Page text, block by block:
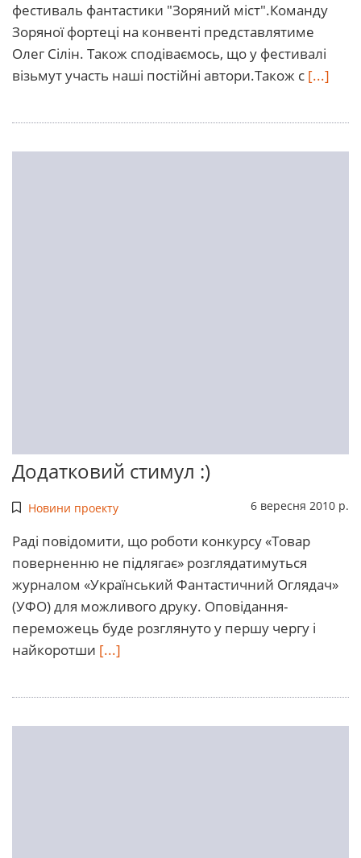
фестиваль фантастики "Зоряний міст".Команду
Зоряної фортеці на конвенті представлятиме
Олег Сілін. Також сподіваємось, що у фестивалі
візьмут участь наші постійні автори.Також с [...]
Додатковий стимул :)
Новини проекту 6 вересня 2010 р.
Раді повідомити, що роботи конкурсу «Товар
поверненню не підлягає» розглядатимуться
журналом «Український Фантастичний Оглядач»
(УФО) для можливого друку. Оповідання-
переможець буде розглянуто у першу чергу і
найкоротши [...]